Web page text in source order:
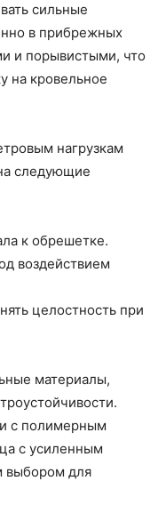
сильные
в прибрежных
и порывистыми, что
на кровельное
нагрузкам
следующие
к обрешетке.
воздействием
целостность при
материалы,
с полимерным
с усиленным
выбором для